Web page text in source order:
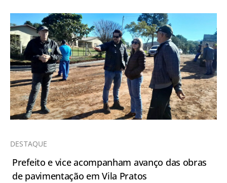
DESTAQUE
Prefeito e vice acompanham avanço das obras
de pavimentação em Vila Pratos